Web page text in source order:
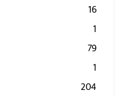
16
1
79
1
204